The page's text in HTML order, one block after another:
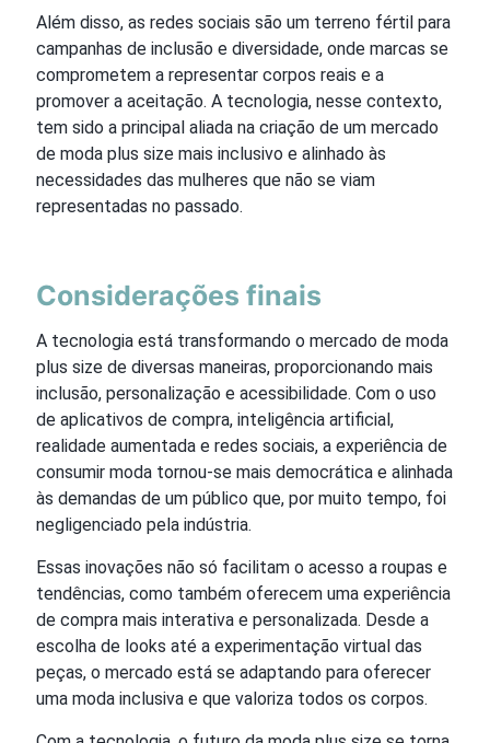
Além disso, as redes sociais são um terreno fértil para
campanhas de inclusão e diversidade, onde marcas se
comprometem a representar corpos reais e a
promover a aceitação. A tecnologia, nesse contexto,
tem sido a principal aliada na criação de um mercado
de moda plus size mais inclusivo e alinhado às
necessidades das mulheres que não se viam
representadas no passado.
Considerações finais
A tecnologia está transformando o mercado de moda
plus size de diversas maneiras, proporcionando mais
inclusão, personalização e acessibilidade. Com o uso
de aplicativos de compra, inteligência artificial,
realidade aumentada e redes sociais, a experiência de
consumir moda tornou-se mais democrática e alinhada
às demandas de um público que, por muito tempo, foi
negligenciado pela indústria.
Essas inovações não só facilitam o acesso a roupas e
tendências, como também oferecem uma experiência
de compra mais interativa e personalizada. Desde a
escolha de looks até a experimentação virtual das
peças, o mercado está se adaptando para oferecer
uma moda inclusiva e que valoriza todos os corpos.